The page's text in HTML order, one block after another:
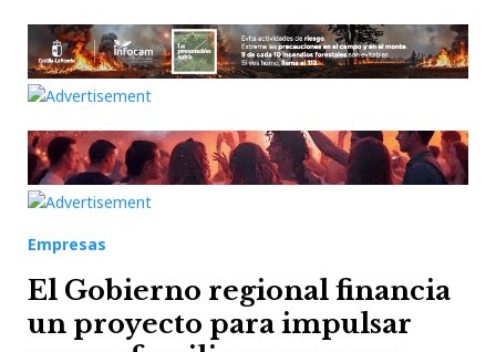
Empresas
El Gobierno regional financia
un proyecto para impulsar